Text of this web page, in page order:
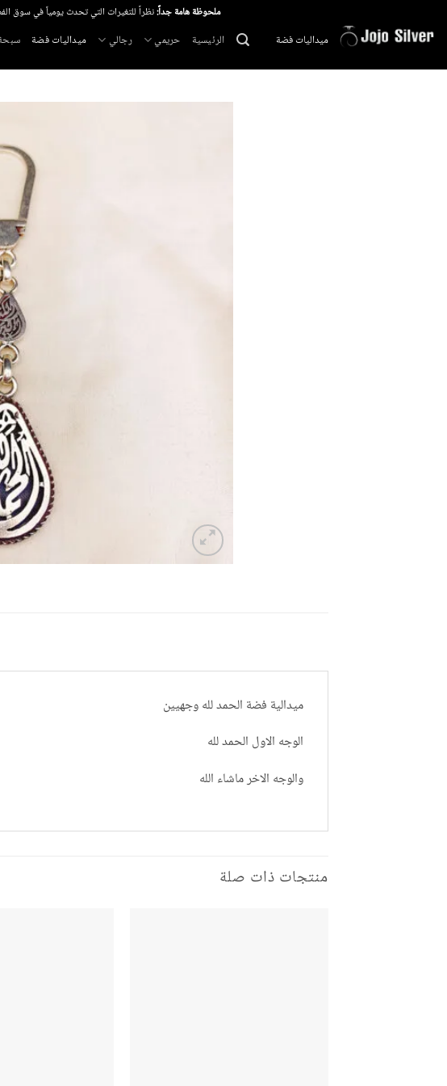
للمحتوى
ملحوظة هامة جداً:نظراً للتغيرات التي تحدث يومياً في سوق
الرئيسية حريمي رجالي ميداليات فضة ميداليات فضة
ميدالية فضة الحمد لله وجهيين
الوجه الاول الحمد لله
والوجه الاخر ماشاء الله
منتجات ذات صلة